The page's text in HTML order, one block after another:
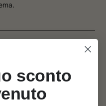
sconto